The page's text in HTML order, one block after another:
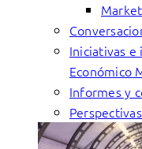
Iniciativas e
Económico
Informes y